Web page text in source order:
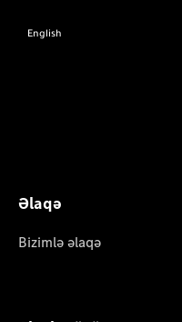
English
Əlaqə
Bizimlə əlaqə